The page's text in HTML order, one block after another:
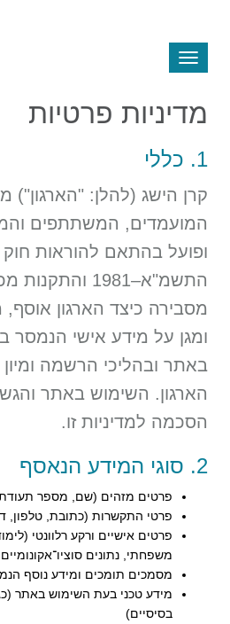
Toggle
מדיניות פרטיות
1. כללי
קרן הישג (להלן: "הארגון")
המועמדים, המשתתפים
ופועל בהתאם להוראות
התשמ"א–1981
מסבירה כיצד הארגון
ומגן על מידע אישי הנמסר
באתר ובהליכי הרשמה ומיון
הארגון. השימוש באתר
הסכמה למדיניות זו.
2. סוגי המידע הנאסף
פרטים מזהים (שם, מספר תעודת
פרטי התקשרות (כתובת, טלפון,
פרטים אישיים ורקע רלוונטי
משפחתי, נתונים
מסמכים תומכים ומידע נוסף
בסיסיים)